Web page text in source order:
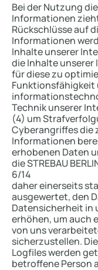
Bei der Nutzung
Informationen zieht
Rückschlüsse auf
Informationen
Inhalte unserer
die Inhalte unserer
für diese zu
Funktionsfähigkeit
Technik unserer
(4) um
Cyberangriffes
Informationen
erhobenen Daten
die STREBAU
6/14
daher einerseits
ausgewertet, den
Datensicherheit in
erhöhen, um auch
von uns
sicherzustellen.
Logfiles werden
betroffene Person